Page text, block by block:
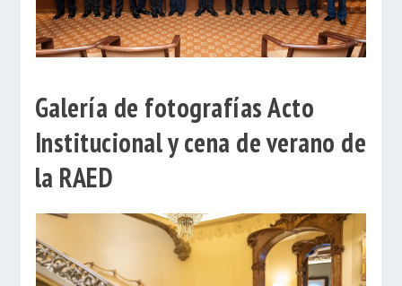
Galería de fotografías Acto
Institucional y cena de verano de
la RAED